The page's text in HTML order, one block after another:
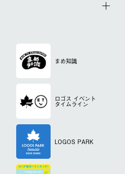
まめ知識
ロゴス イベント
タイムライン
LOGOS PARK